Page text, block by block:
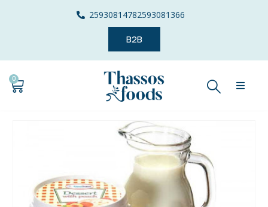
25930814782593081366
B2B
0